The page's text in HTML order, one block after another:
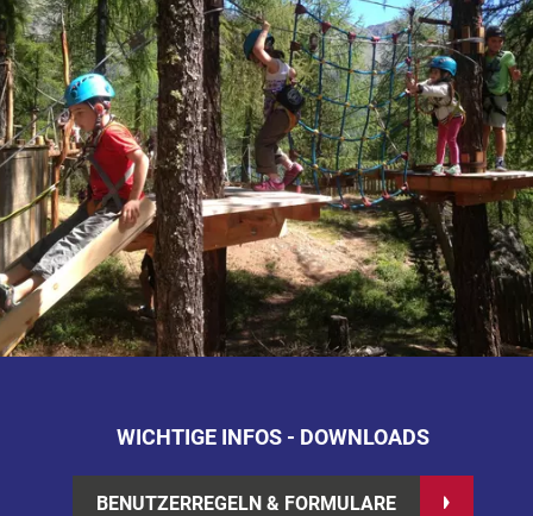
WICHTIGE INFOS - DOWNLOADS
BENUTZERREGELN & FORMULARE